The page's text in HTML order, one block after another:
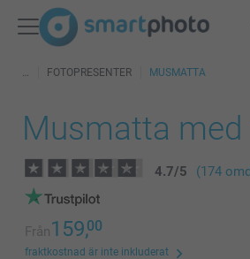
FOTOPRESENTER MUSMATTA
Musmatta
4.7/5 (174
Från159,00
fraktkostnad är inte inkluderat